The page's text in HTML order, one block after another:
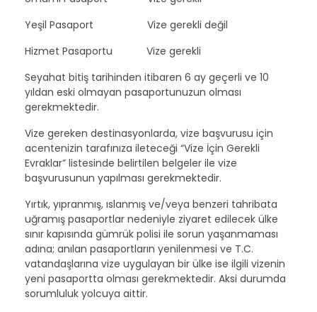
Yeşil Pasaport Vize gerekli değil
Hizmet Pasaportu Vize gerekli
Seyahat bitiş tarihinden itibaren 6 ay geçerli ve 10
yıldan eski olmayan pasaportunuzun olması
gerekmektedir.
Vize gereken destinasyonlarda, vize başvurusu için
acentenizin tarafınıza ileteceği “Vize İçin Gerekli
Evraklar” listesinde belirtilen belgeler ile vize
başvurusunun yapılması gerekmektedir.
Yırtık, yıpranmış, ıslanmış ve/veya benzeri tahribata
uğramış pasaportlar nedeniyle ziyaret edilecek ülke
sınır kapısında gümrük polisi ile sorun yaşanmaması
adına; anılan pasaportların yenilenmesi ve T.C.
vatandaşlarına vize uygulayan bir ülke ise ilgili vizenin
yeni pasaportta olması gerekmektedir. Aksi durumda
sorumluluk yolcuya aittir.